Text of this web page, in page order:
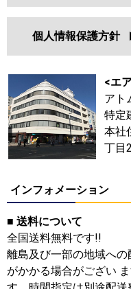
個人情報保護方針
<エ
アト
特定
本社
丁目
インフォメーション
■ 送料について
全国送料無料です!!
離島及び一部の地域へ
がかかる場合がござい